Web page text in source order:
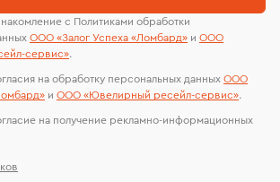
с Политиками обработки
ООО «Залог Успеха «Ломбард» и ООО
сервиc».
на обработку персональных данных ООО
и ООО «Ювелирный ресейл-сервиc».
на получение рекламно-информационных